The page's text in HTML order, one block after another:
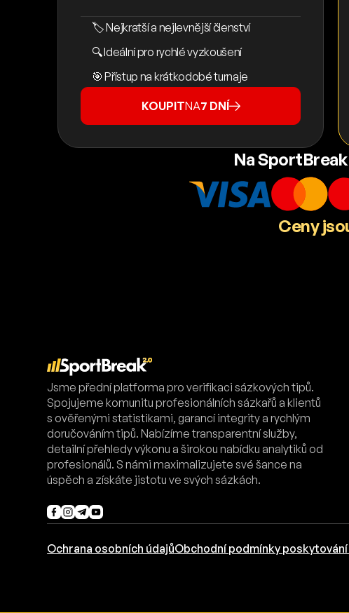
🏷️ Nejkratší a nejlevnější členství
🔍 Ideální pro rychlé vyzkoušení
🎯 Přístup na krátkodobé turnaje
KOUPITNA7 DNÍ
Na
Ceny
Jsme přední platforma pro verifikaci sázkových tipů.
Spojujeme komunitu profesionálních sázkařů a klientů
s ověřenými statistikami, garancí integrity a rychlým
doručováním tipů. Nabízíme transparentní služby,
detailní přehledy výkonu a širokou nabídku analytiků od
profesionálů. S námi maximalizujete své šance na
úspěch a získáte jistotu ve svých sázkách.
Ochrana osobních údajůObchodní podmínky